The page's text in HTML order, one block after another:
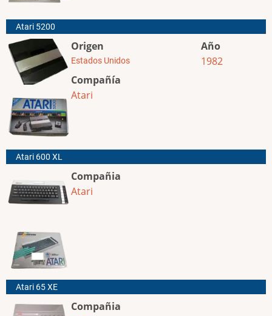
Atari 5200
Origen
Estados Unidos
Compañía
Atari
Año
1982
Atari 600 XL
Compañia
Atari
Atari 65 XE
Compañia